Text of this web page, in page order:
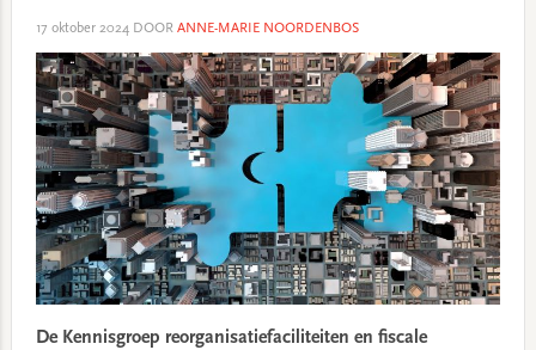
17 oktober 2024DOOR ANNE-MARIE NOORDENBOS
De Kennisgroep reorganisatiefaciliteiten en fiscale